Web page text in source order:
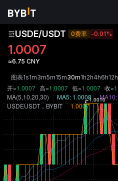
USDE/USDT 0费率 -0.01%
1.0007
≈6.75 CNY
图表1s1m3m5m15m30m1h2h4h6h12h